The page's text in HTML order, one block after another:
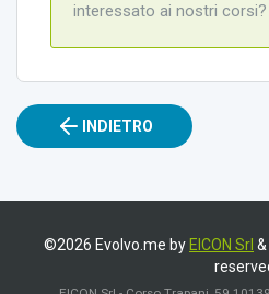
interessato ai nostri corsi?
INDIETRO
©2026 Evolvo.me by EICON Srl &